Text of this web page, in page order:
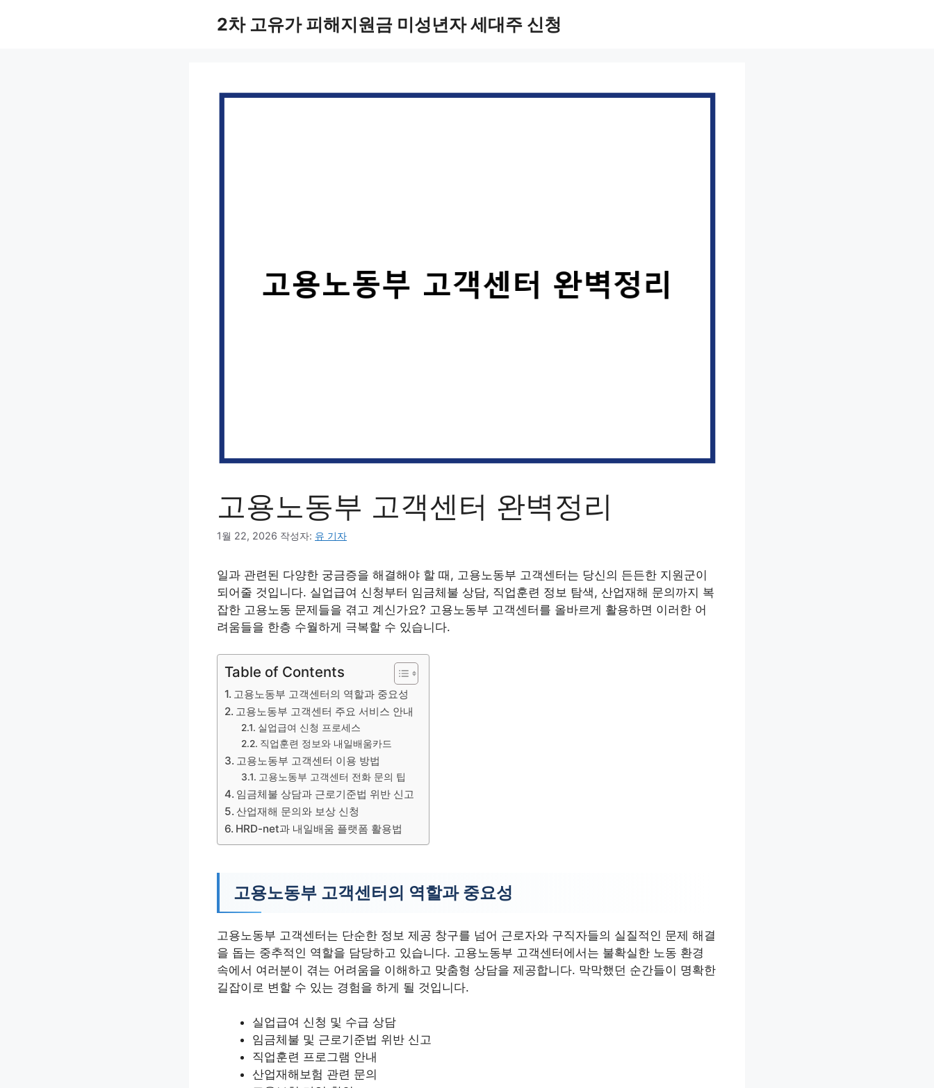
2차 고유가 피해지원금 미성년자 세대주 신청
고용노동부 고객센터 완벽정리
1월 22, 2026 작성자: 유 기자
일과 관련된 다양한 궁금증을 해결해야 할 때, 고용노동부 고객센터는 당신의 든든한 지원군이
되어줄 것입니다. 실업급여 신청부터 임금체불 상담, 직업훈련 정보 탐색, 산업재해 문의까지 복
잡한 고용노동 문제들을 겪고 계신가요? 고용노동부 고객센터를 올바르게 활용하면 이러한 어
려움들을 한층 수월하게 극복할 수 있습니다.
Table of Contents
고용노동부 고객센터의 역할과 중요성
고용노동부 고객센터 주요 서비스 안내
실업급여 신청 프로세스
직업훈련 정보와 내일배움카드
고용노동부 고객센터 이용 방법
고용노동부 고객센터 전화 문의 팁
임금체불 상담과 근로기준법 위반 신고
산업재해 문의와 보상 신청
HRD-net과 내일배움 플랫폼 활용법
고용노동부 고객센터의 역할과 중요성
고용노동부 고객센터는 단순한 정보 제공 창구를 넘어 근로자와 구직자들의 실질적인 문제 해결
을 돕는 중추적인 역할을 담당하고 있습니다. 고용노동부 고객센터에서는 불확실한 노동 환경
속에서 여러분이 겪는 어려움을 이해하고 맞춤형 상담을 제공합니다. 막막했던 순간들이 명확한
길잡이로 변할 수 있는 경험을 하게 될 것입니다.
실업급여 신청 및 수급 상담
임금체불 및 근로기준법 위반 신고
직업훈련 프로그램 안내
산업재해보험 관련 문의